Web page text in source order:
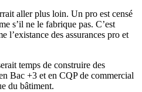
aller plus loin. Un pro est censé
s’il ne le fabrique pas. C’est
l’existance des assurances pro et
temps de construire des
Bac +3 et en CQP de commercial
du bâtiment.